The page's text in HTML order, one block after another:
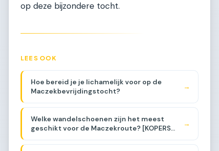
op deze bijzondere tocht.
LEES OOK
Hoe bereid je je lichamelijk voor op de
Maczekbevrijdingstocht?
→
Welke wandelschoenen zijn het meest
geschikt voor de Maczekroute? [KOPERS
→